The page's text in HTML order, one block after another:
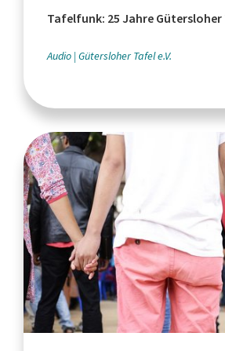
Tafelfunk: 25 Jahre Gütersloher
Audio Gütersloher Tafel e.V.